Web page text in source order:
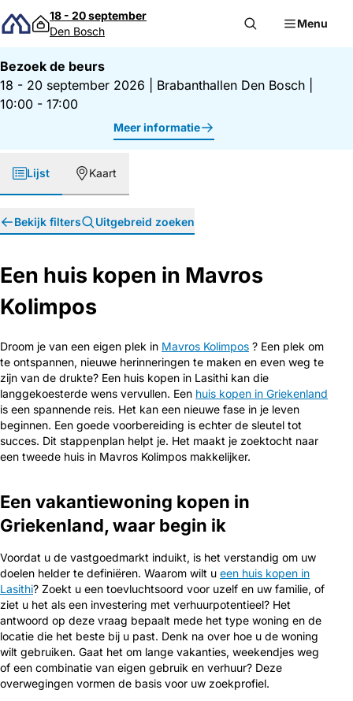
Direct naar inhoud
18 - 20 september
Den Bosch
Menu
Bezoek de beurs
18 - 20 september 2026
Brabanthallen Den Bosch
10:00 - 17:00
Meer informatie
Lijst Kaart
Bekijk filters Uitgebreid zoeken
Een huis kopen in Mavros
Kolimpos
Droom je van een eigen plek in Mavros Kolimpos ? Een plek om
te ontspannen, nieuwe herinneringen te maken en even weg te
zijn van de drukte? Een huis kopen in Lasithi kan die
langgekoesterde wens vervullen. Een huis kopen in Griekenland
is een spannende reis. Het kan een nieuwe fase in je leven
beginnen. Een goede voorbereiding is echter de sleutel tot
succes. Dit stappenplan helpt je. Het maakt je zoektocht naar
een tweede huis in Mavros Kolimpos makkelijker.
Een vakantiewoning kopen in
Griekenland, waar begin ik
Voordat u de vastgoedmarkt induikt, is het verstandig om uw
doelen helder te definiëren. Waarom wilt u een huis kopen in
Lasithi? Zoekt u een toevluchtsoord voor uzelf en uw familie, of
ziet u het als een investering met verhuurpotentieel? Het
antwoord op deze vraag bepaalt mede het type woning en de
locatie die het beste bij u past. Denk na over hoe u de woning
wilt gebruiken. Gaat het om lange vakanties, weekendjes weg
of een combinatie van eigen gebruik en verhuur? Deze
overwegingen vormen de basis voor uw zoekprofiel.